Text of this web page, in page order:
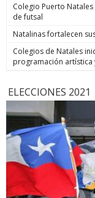
Colegio Puerto
de futsal
Natalinas fortalecen
Colegios de Natales
programación artística
ELECCIONES 2021